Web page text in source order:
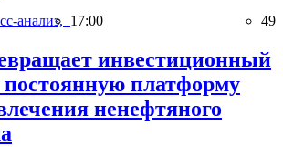
анализ, 17:00 49
инвестиционный
платформу
ненефтяного